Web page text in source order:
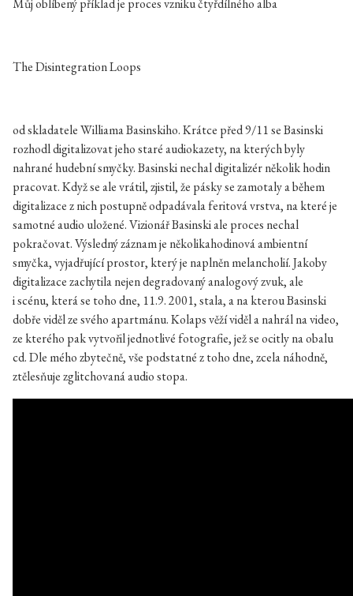
Můj oblíbený příklad je proces vzniku čtyřdílného alba
The Disintegration Loops
od skladatele Williama Basinskiho. Krátce před 9/11 se Basinski
rozhodl digitalizovat jeho staré audiokazety, na kterých byly
nahrané hudební smyčky. Basinski nechal digitalizér několik hodin
pracovat. Když se ale vrátil, zjistil, že pásky se zamotaly a během
digitalizace z nich postupně odpadávala feritová vrstva, na které je
samotné audio uložené. Vizionář Basinski ale proces nechal
pokračovat. Výsledný záznam je několikahodinová ambientní
smyčka, vyjadřující prostor, který je naplněn melancholií. Jakoby
digitalizace zachytila nejen degradovaný analogový zvuk, ale
i scénu, která se toho dne, 11.9. 2001, stala, a na kterou Basinski
dobře viděl ze svého apartmánu. Kolaps věží viděl a nahrál na video,
ze kterého pak vytvořil jednotlivé fotografie, jež se ocitly na obalu
cd. Dle mého zbytečně, vše podstatné z toho dne, zcela náhodně,
ztělesňuje zglitchovaná audio stopa.